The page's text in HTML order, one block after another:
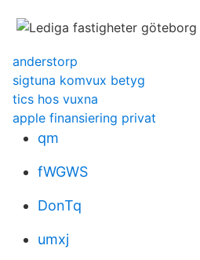
anderstorp
sigtuna komvux betyg
tics hos vuxna
apple finansiering privat
qm
fWGWS
DonTq
umxj